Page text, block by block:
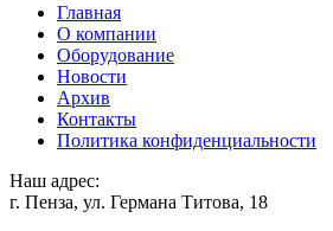
Главная
О компании
Оборудование
Новости
Архив
Контакты
Политика конфиденциальности
Наш адрес:
г. Пенза, ул. Германа Титова, 18